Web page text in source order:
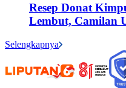
Resep Donat
Lembut, Camilan
Selengkapnya